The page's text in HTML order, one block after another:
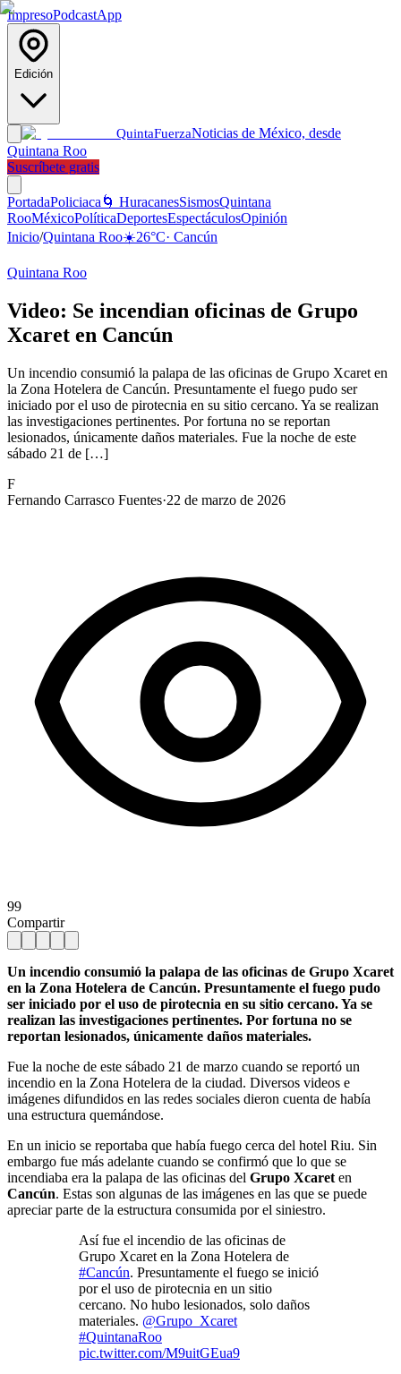
ImpresoPodcastApp
Edición
QuintaFuerzaNoticias de México, desde
Quintana Roo
Suscríbete gratis
PortadaPoliciaca 🌀 HuracanesSismosQuintana
RooMéxicoPolíticaDeportesEspectáculosOpinión
Inicio/Quintana Roo☀️26°C· Cancún
Quintana Roo
Video: Se incendian oficinas de Grupo
Xcaret en Cancún
Un incendio consumió la palapa de las oficinas de Grupo Xcaret en
la Zona Hotelera de Cancún. Presuntamente el fuego pudo ser
iniciado por el uso de pirotecnia en su sitio cercano. Ya se realizan
las investigaciones pertinentes. Por fortuna no se reportan
lesionados, únicamente daños materiales. Fue la noche de este
sábado 21 de […]
F
Fernando Carrasco Fuentes·22 de marzo de 2026
99
Compartir
Un incendio consumió la palapa de las oficinas de Grupo Xcaret
en la Zona Hotelera de Cancún. Presuntamente el fuego pudo
ser iniciado por el uso de pirotecnia en su sitio cercano. Ya se
realizan las investigaciones pertinentes. Por fortuna no se
reportan lesionados, únicamente daños materiales.
Fue la noche de este sábado 21 de marzo cuando se reportó un
incendio en la Zona Hotelera de la ciudad. Diversos videos e
imágenes difundidos en las redes sociales dieron cuenta de había
una estructura quemándose.
En un inicio se reportaba que había fuego cerca del hotel Riu. Sin
embargo fue más adelante cuando se confirmó que lo que se
incendiaba era la palapa de las oficinas del Grupo Xcaret en
Cancún. Estas son algunas de las imágenes en las que se puede
apreciar parte de la estructura consumida por el siniestro.
Así fue el incendio de las oficinas de
Grupo Xcaret en la Zona Hotelera de
#Cancún. Presuntamente el fuego se inició
por el uso de pirotecnia en un sitio
cercano. No hubo lesionados, solo daños
materiales. @Grupo_Xcaret
#QuintanaRoo
pic.twitter.com/M9uitGEua9